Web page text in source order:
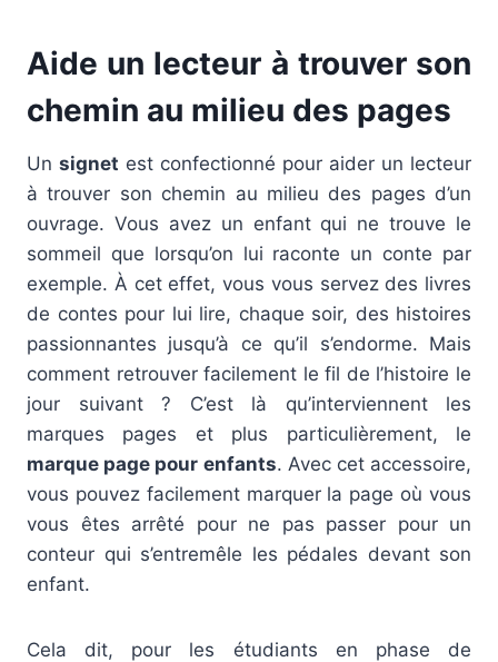
Aide un lecteur à trouver son
chemin au milieu des pages
Un signet est confectionné pour aider un lecteur
à trouver son chemin au milieu des pages d’un
ouvrage. Vous avez un enfant qui ne trouve le
sommeil que lorsqu’on lui raconte un conte par
exemple. À cet effet, vous vous servez des livres
de contes pour lui lire, chaque soir, des histoires
passionnantes jusqu’à ce qu’il s’endorme. Mais
comment retrouver facilement le fil de l’histoire le
jour suivant ? C’est là qu’interviennent les
marques pages et plus particulièrement, le
marque page pour enfants. Avec cet accessoire,
vous pouvez facilement marquer la page où vous
vous êtes arrêté pour ne pas passer pour un
conteur qui s’entremêle les pédales devant son
enfant.
Cela dit, pour les étudiants en phase de